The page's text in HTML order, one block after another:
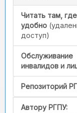
Читать там,
удобно
доступ)
Обслуживание
инвалидов и
Репозиторий
Автору РГПУ: